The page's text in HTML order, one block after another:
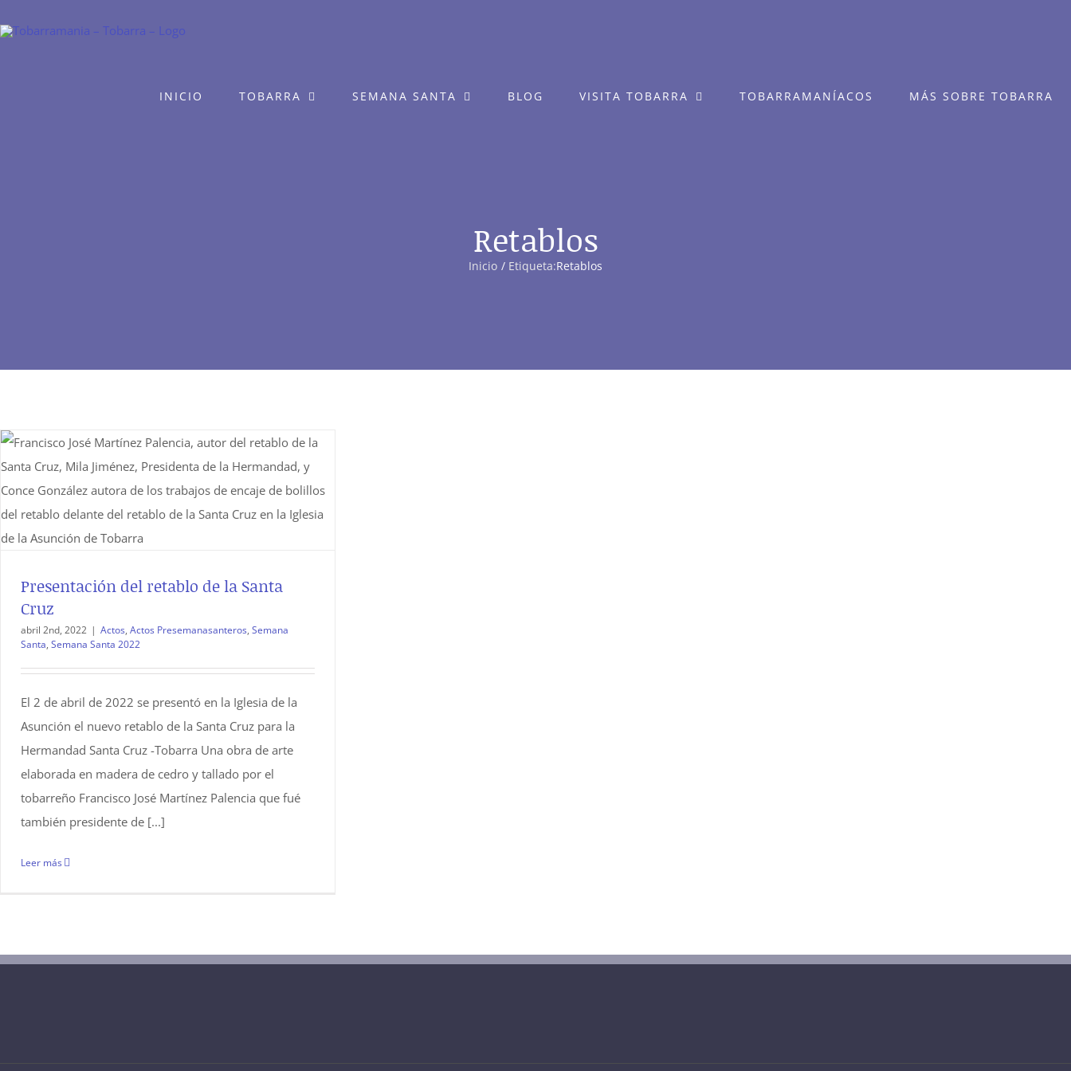
al
INICIO TOBARRA SEMANA SANTA BLOG VISITA TOBARRA TOBARRAMANÍACOS MÁS SOBRE TOBARRA
Retablos
Inicio Etiqueta:Retablos
Presentación del retablo de la Santa
Cruz
abril 2nd, 2022 | Actos, Actos Presemanasanteros, Semana
Santa, Semana Santa 2022
El 2 de abril de 2022 se presentó en la Iglesia de la
Asunción el nuevo retablo de la Santa Cruz para la
Hermandad Santa Cruz -Tobarra Una obra de arte
elaborada en madera de cedro y tallado por el
tobarreño Francisco José Martínez Palencia que fué
también presidente de [...]
Leer más